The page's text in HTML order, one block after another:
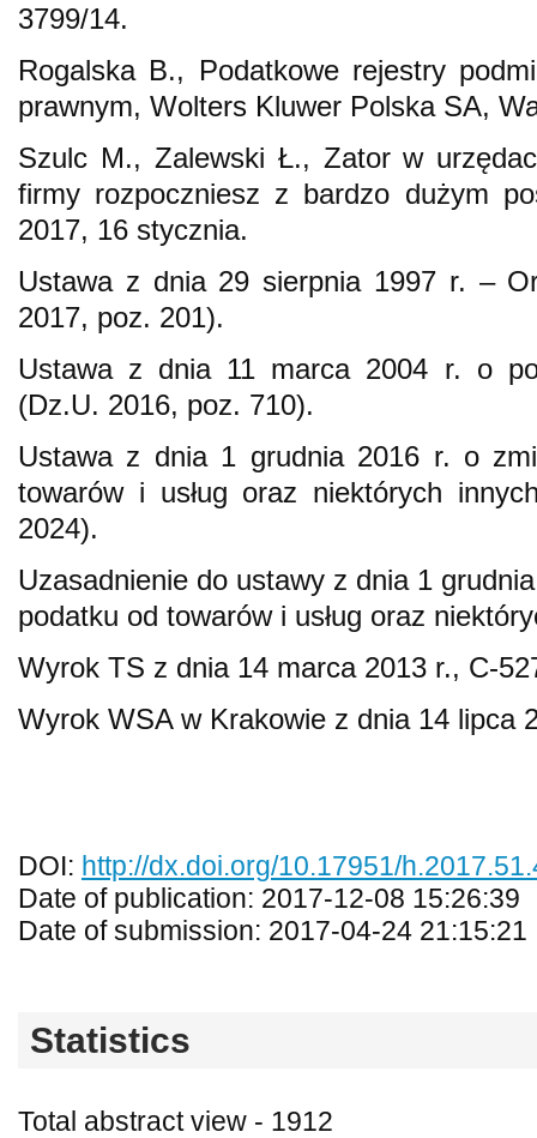
3799/14.
Rogalska B., Podatkowe rejestry
prawnym, Wolters Kluwer Polska SA,
Szulc M., Zalewski Ł., Zator w
firmy rozpoczniesz z bardzo dużym
2017, 16 stycznia.
Ustawa z dnia 29 sierpnia 1997 r. –
2017, poz. 201).
Ustawa z dnia 11 marca 2004 r. o
(Dz.U. 2016, poz. 710).
Ustawa z dnia 1 grudnia 2016 r. o
towarów i usług oraz niektórych
2024).
Uzasadnienie do ustawy z dnia 1
podatku od towarów i usług oraz
Wyrok TS z dnia 14 marca 2013 r., C-
Wyrok WSA w Krakowie z dnia 14 lipca
DOI: http://dx.doi.org/10.17951/
Date of publication: 2017-12-08 15:26:39
Date of submission: 2017-04-24 21:15:21
Statistics
Total abstract view - 1912